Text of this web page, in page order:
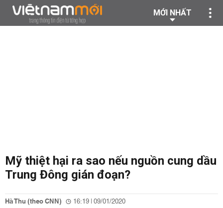
MỚI NHẤT
Mỹ thiệt hại ra sao nếu nguồn cung dầu
Trung Đông gián đoạn?
Hà Thu (theo CNN) 16:19 | 09/01/2020